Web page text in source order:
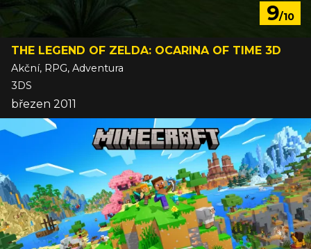
9/10
THE LEGEND OF ZELDA: OCARINA OF TIME 3D
Akční, RPG, Adventura
3DS
březen 2011